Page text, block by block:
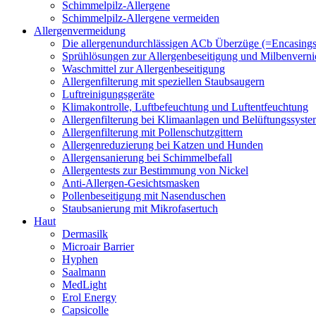
Schimmelpilz-Allergene
Schimmelpilz-Allergene vermeiden
Allergenvermeidung
Die allergenundurchlässigen ACb Überzüge
Sprühlösungen zur Allergenbeseitigung und
Waschmittel zur Allergenbeseitigung
Allergenfilterung mit speziellen Staubsaugern
Luftreinigungsgeräte
Klimakontrolle, Luftbefeuchtung und Luftentfeuchtung
Allergenfilterung bei Klimaanlagen und
Allergenfilterung mit Pollenschutzgittern
Allergenreduzierung bei Katzen und Hunden
Allergensanierung bei Schimmelbefall
Allergentests zur Bestimmung von Nickel
Anti-Allergen-Gesichtsmasken
Pollenbeseitigung mit Nasenduschen
Staubsanierung mit Mikrofasertuch
Haut
Dermasilk
Microair Barrier
Hyphen
Saalmann
MedLight
Erol Energy
Capsicolle